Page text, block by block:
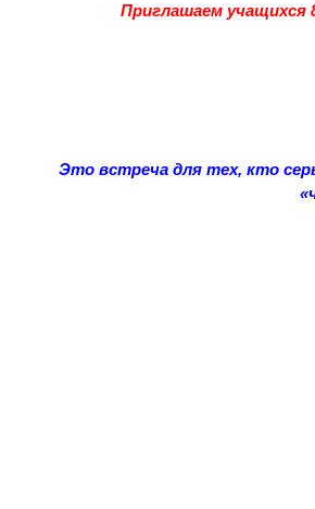
Приглашаем учащихся
Это встреча для тех, кто